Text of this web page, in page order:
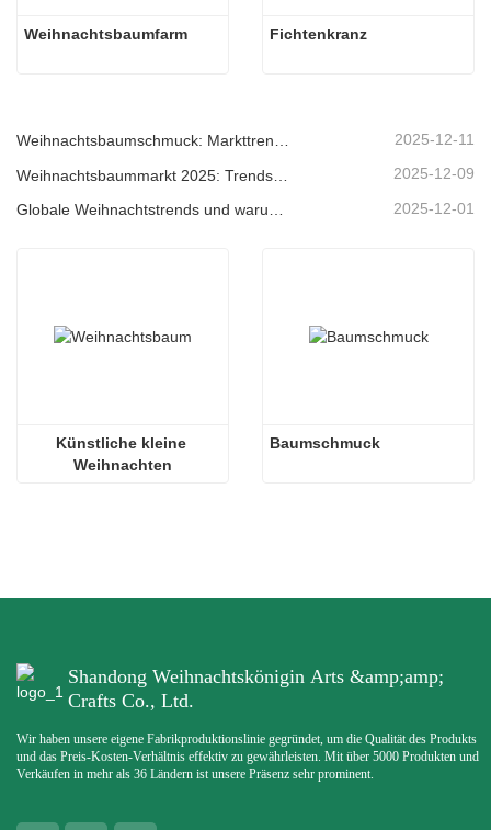
Weihnachtsbaumfarm Fichtenkranz
Weihnachtsbaumschmuck: Markttrends, Einblicke in die Lieferkette und Beschaffungsleitfaden 2025 2025-12-11
2025-12-09
2025-12-01
Künstliche kleine
Weihnachten
Baumschmuck
Shandong Weihnachtskönigin Arts &amp;amp;
Crafts Co., Ltd.
Wir haben unsere eigene Fabrikproduktionslinie gegründet, um die Qualität des Produkts
und das Preis-Kosten-Verhältnis effektiv zu gewährleisten. Mit über 5000 Produkten und
Verkäufen in mehr als 36 Ländern ist unsere Präsenz sehr prominent.